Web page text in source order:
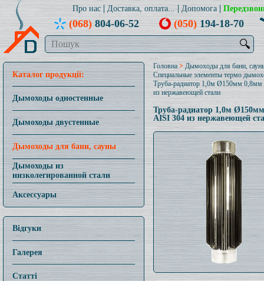
Про нас Доставка, оплата... Допомога
(068)804-06-52 (050)194-18-70
🔍
Каталог продукції:
Дымоходы одностенные
Дымоходы двустенные
Дымоходы для бани, сауны
Дымоходы из
низколегированной стали
Аксессуары
Відгуки
Галерея
Статті
Головна > Дымоходы для бани,
Специальные элементы термо
Труба-радиатор 1,0м Ø150мм
из нержавеющей стали
Труба-радиатор 1,0м
AISI 304 из нержавеющей